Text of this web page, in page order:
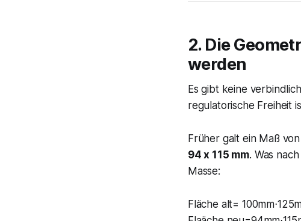
2. Die
werden
Es gibt keine
regulatorische Freiheit
Früher galt ein Maß von
94 x 115 mm. Was
Masse:
Fläche alt=